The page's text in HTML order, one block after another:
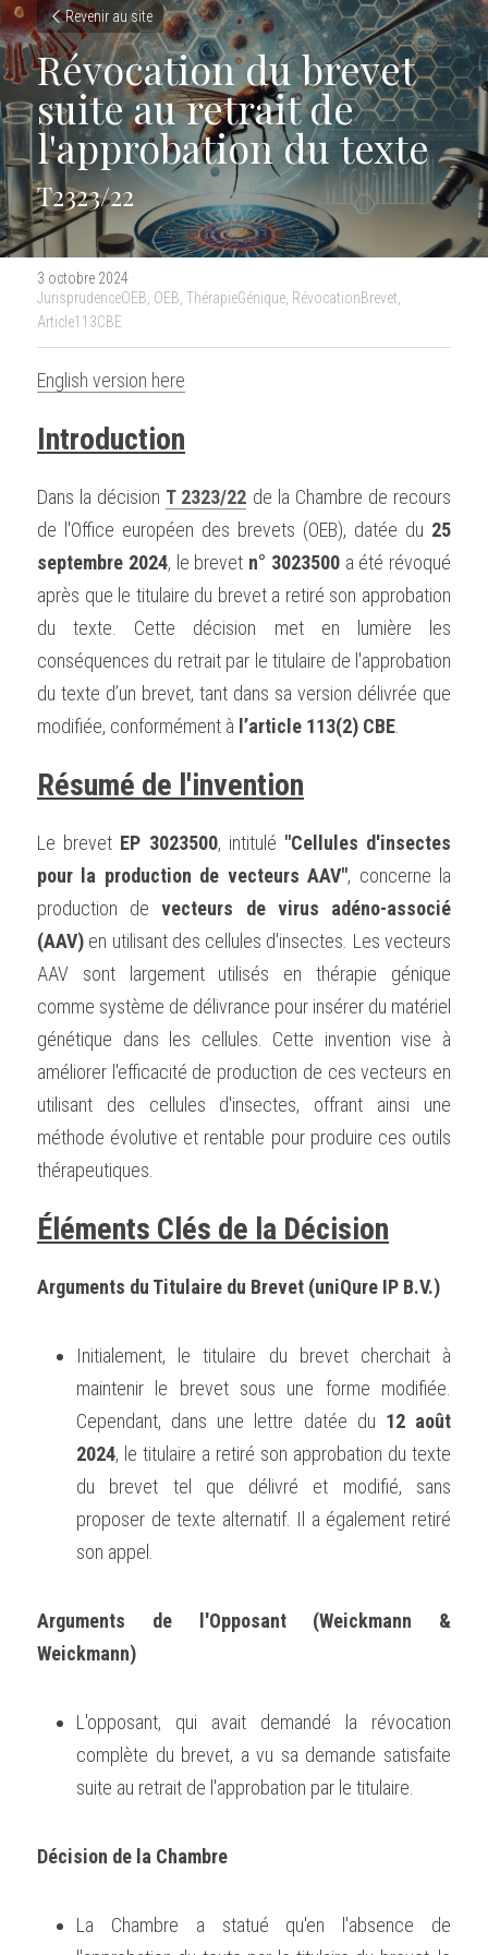
Revenir au site
Révocation du brevet
suite au retrait de
l'approbation du texte
T2323/22
3 octobre 2024 ·
JurisprudenceOEB, OEB, ThérapieGénique, RévocationBrevet,
Article113CBE
English version here
Introduction
Dans la décision T 2323/22 de la Chambre de recours
de l'Office européen des brevets (OEB), datée du 25
septembre 2024, le brevet n° 3023500 a été révoqué
après que le titulaire du brevet a retiré son approbation
du texte. Cette décision met en lumière les
conséquences du retrait par le titulaire de l'approbation
du texte d’un brevet, tant dans sa version délivrée que
modifiée, conformément à l’article 113(2) CBE
Résumé de l'invention
Le brevet EP 3023500, intitulé "Cellules d'insectes
pour la production de vecteurs AAV", concerne la
production de vecteurs de virus adéno-associé
(AAV) en utilisant des cellules d'insectes. Les vecteurs
AAV sont largement utilisés en thérapie génique
comme système de délivrance pour insérer du matériel
génétique dans les cellules. Cette invention vise à
améliorer l'efficacité de production de ces vecteurs en
utilisant des cellules d'insectes, offrant ainsi une
méthode évolutive et rentable pour produire ces outils
thérapeutiques.
Éléments Clés de la Décision
Arguments du Titulaire du Brevet (uniQure IP B.V.)
Initialement, le titulaire du brevet cherchait à
maintenir le brevet sous une forme modifiée.
Cependant, dans une lettre datée du 12 août
2024, le titulaire a retiré son approbation du texte
du brevet tel que délivré et modifié, sans
proposer de texte alternatif. Il a également retiré
son appel.
Arguments de l'Opposant (Weickmann &
Weickmann)
L'opposant, qui avait demandé la révocation
complète du brevet, a vu sa demande satisfaite
suite au retrait de l'approbation par le titulaire.
Décision de la Chambre
La Chambre a statué qu'en l'absence de